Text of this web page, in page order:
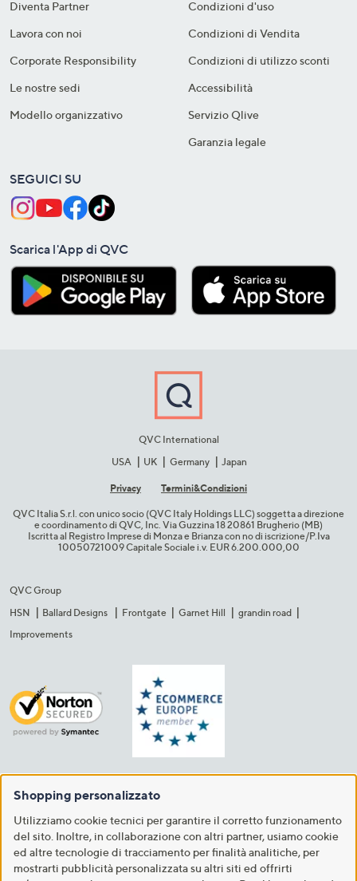
Diventa Partner
Lavora con noi
Corporate Responsibility
Le nostre sedi
Modello organizzativo
Condizioni d'uso
Condizioni di Vendita
Condizioni di utilizzo sconti
Accessibilità
Servizio Qlive
Garanzia legale
SEGUICI SU
Scarica l'App di QVC
QVC International
USA
UK Germany Japan
Privacy Termini&C​ondizioni
QVC Italia S.r.l. con unico socio (QVC Italy Holdings LLC) soggetta a direzione
e coordinamento di QVC, Inc. Via Guzzina 18 20861 Brugherio (MB)​
Iscritta al Registro Imprese di Monza e Brianza con no di iscrizione/P.Iva
10050721009 Capitale Sociale i.v. EUR 6.200.000,00​
QVC Group
HSN
Ballard Designs Frontgate Garnet Hill
grandin road
Improvements
Shopping personalizzato
Utilizziamo cookie tecnici per garantire il corretto funzionamento
del sito. Inoltre, in collaborazione con altri partner, usiamo cookie
ed altre tecnologie di tracciamento per finalità analitiche, per
mostrarti pubblicità personalizzata su altri siti ed offrirti